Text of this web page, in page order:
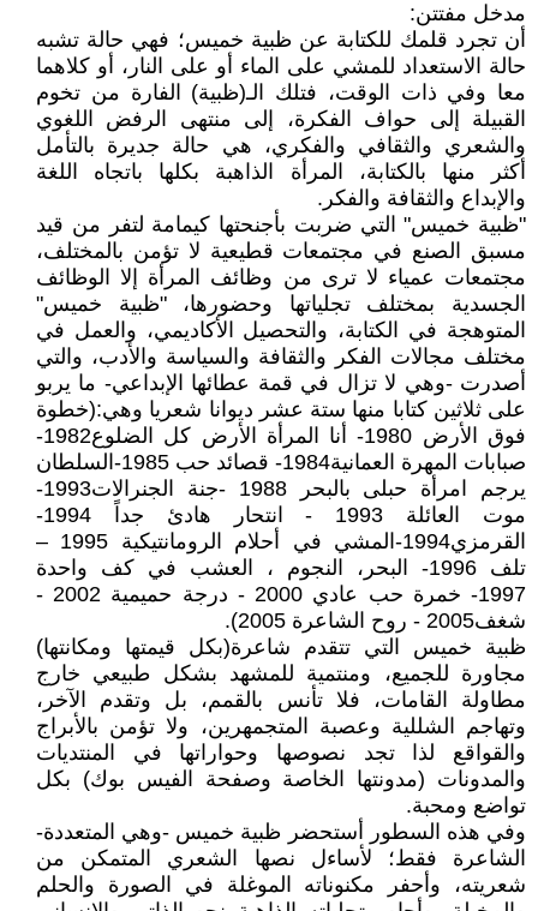
مدخل مفتتن:
أن تجرد قلمك للكتابة عن ظبية خميس؛ فهي حالة تشبه
حالة الاستعداد للمشي على الماء أو على النار، أو كلاهما
معا وفي ذات الوقت، فتلك الـ(ظبية) الفارة من تخوم
القبيلة إلى حواف الفكرة، إلى منتهى الرفض اللغوي
والشعري والثقافي والفكري، هي حالة جديرة بالتأمل
أكثر منها بالكتابة، المرأة الذاهبة بكلها باتجاه اللغة
والإبداع والثقافة والفكر.
"ظبية خميس" التي ضربت بأجنحتها كيمامة لتفر من قيد
مسبق الصنع في مجتمعات قطيعية لا تؤمن بالمختلف،
مجتمعات عمياء لا ترى من وظائف المرأة إلا الوظائف
الجسدية بمختلف تجلياتها وحضورها، "ظبية خميس"
المتوهجة في الكتابة، والتحصيل الأكاديمي، والعمل في
مختلف مجالات الفكر والثقافة والسياسة والأدب، والتي
أصدرت -وهي لا تزال في قمة عطائها الإبداعي- ما يربو
على ثلاثين كتابا منها ستة عشر ديوانا شعريا وهي:(خطوة
فوق الأرض 1980- أنا المرأة الأرض كل الضلوع1982-
صبابات المهرة العمانية1984- قصائد حب 1985-السلطان
يرجم امرأة حبلى بالبحر 1988 -جنة الجنرالات1993-
موت العائلة 1993 - انتحار هادئ جداً 1994-
القرمزي1994-المشي في أحلام الرومانتيكية 1995 –
تلف 1996- البحر، النجوم ، العشب في كف واحدة
1997- خمرة حب عادي 2000 - درجة حميمية 2002 -
شغف2005 - روح الشاعرة 2005).
ظبية خميس التي تتقدم شاعرة(بكل قيمتها ومكانتها)
مجاورة للجميع، ومنتمية للمشهد بشكل طبيعي خارج
مطاولة القامات، فلا تأنس بالقمم، بل وتقدم الآخر،
وتهاجم الشللية وعصبة المتجمهرين، ولا تؤمن بالأبراج
والقواقع لذا تجد نصوصها وحواراتها في المنتديات
والمدونات (مدونتها الخاصة وصفحة الفيس بوك) بكل
تواضع ومحبة.
وفي هذه السطور أستحضر ظبية خميس -وهي المتعددة-
الشاعرة فقط؛ لأساءل نصها الشعري المتمكن من
شعريته، وأحفر مكنوناته الموغلة في الصورة والحلم